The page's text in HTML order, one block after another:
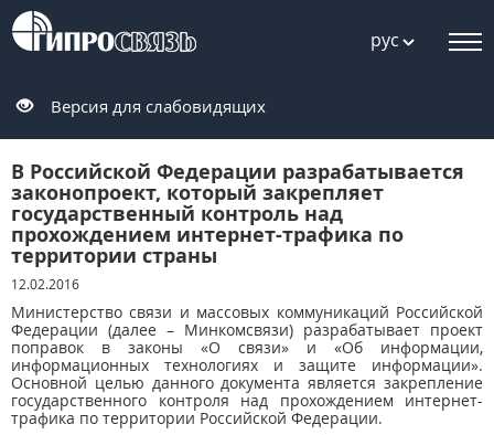
рус
Версия для слабовидящих
В Российской Федерации разрабатывается
законопроект, который закрепляет
государственный контроль над
прохождением интернет-трафика по
территории страны
12.02.2016
Министерство связи и массовых коммуникаций Российской
Федерации (далее – Минкомсвязи) разрабатывает проект
поправок в законы «О связи» и «Об информации,
информационных технологиях и защите информации».
Основной целью данного документа является закрепление
государственного контроля над прохождением интернет-
трафика по территории Российской Федерации.